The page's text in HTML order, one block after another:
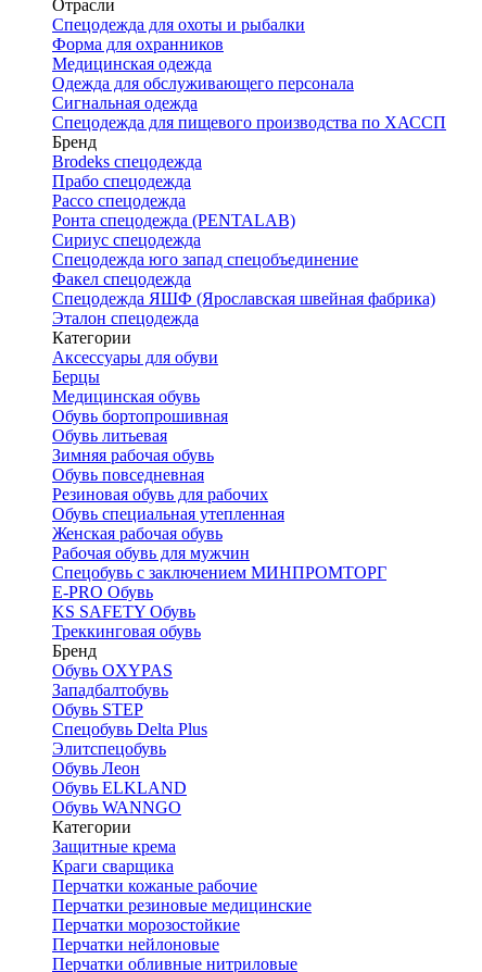
Отрасли
Спецодежда для охоты и рыбалки
Форма для охранников
Медицинская одежда
Одежда для обслуживающего персонала
Сигнальная одежда
Спецодежда для пищевого производства по ХАССП
Бренд
Brodeks спецодежда
Прабо спецодежда
Рассо спецодежда
Ронта спецодежда (PENTALAB)
Сириус спецодежда
Спецодежда юго запад спецобъединение
Факел спецодежда
Спецодежда ЯШФ (Ярославская швейная фабрика)
Эталон спецодежда
Категории
Аксессуары для обуви
Берцы
Медицинская обувь
Обувь бортопрошивная
Обувь литьевая
Зимняя рабочая обувь
Обувь повседневная
Резиновая обувь для рабочих
Обувь специальная утепленная
Женская рабочая обувь
Рабочая обувь для мужчин
Спецобувь с заключением МИНПРОМТОРГ
E-PRO Обувь
KS SAFETY Обувь
Треккинговая обувь
Бренд
Обувь OXYPAS
Западбалтобувь
Обувь STEP
Спецобувь Delta Plus
Элитспецобувь
Обувь Леон
Обувь ELKLAND
Обувь WANNGO
Категории
Защитные крема
Краги сварщика
Перчатки кожаные рабочие
Перчатки резиновые медицинские
Перчатки морозостойкие
Перчатки нейлоновые
Перчатки обливные нитриловые